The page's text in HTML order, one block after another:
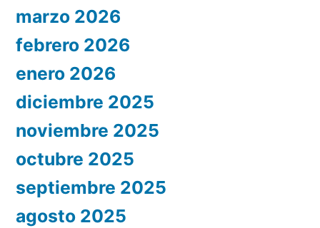
marzo 2026
febrero 2026
enero 2026
diciembre 2025
noviembre 2025
octubre 2025
septiembre 2025
agosto 2025